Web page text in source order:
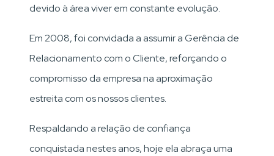
devido à área viver em constante evolução.
Em 2008, foi convidada a assumir a Gerência de
Relacionamento com o Cliente, reforçando o
compromisso da empresa na aproximação
estreita com os nossos clientes.
Respaldando a relação de confiança
conquistada nestes anos, hoje ela abraça uma